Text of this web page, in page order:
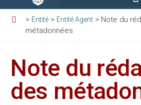
Entité > Entité Agent > Note du
métadonnées
Note du
des